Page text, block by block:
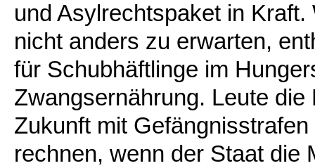
und Asylrechtspaket in
nicht anders zu erwarten,
für Schubhäftlinge im
Zwangsernährung. Leute
Zukunft mit
rechnen, wenn der Staat die